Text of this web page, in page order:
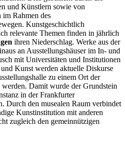
und Künstlern sowie von
im Rahmen des
Kunstgeschichtlich
relevante Themen finden in jährlich
ihren Niederschlag. Werke aus der
an Ausstellungshäuser im In- und
mit Universitäten und Institutionen
Kunst werden aktuelle Diskurse
zu einem Ort der
Damit wurde der Grundstein
in der Frankfurter
Durch den musealen Raum verbindet
Kunstinstitution mit anderen
zugleich den gemeinnützigen